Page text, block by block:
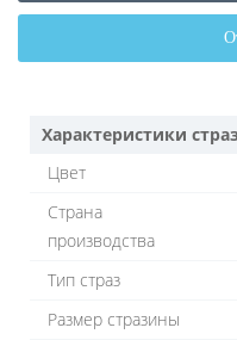
Характеристики
Цвет
Страна
производства
Тип страз
Размер стразины